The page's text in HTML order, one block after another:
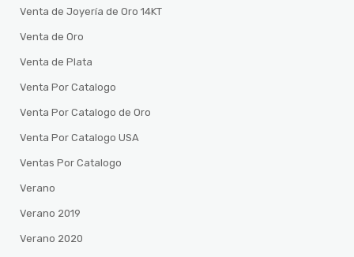
Venta de Joyería de Oro 14KT
Venta de Oro
Venta de Plata
Venta Por Catalogo
Venta Por Catalogo de Oro
Venta Por Catalogo USA
Ventas Por Catalogo
Verano
Verano 2019
Verano 2020